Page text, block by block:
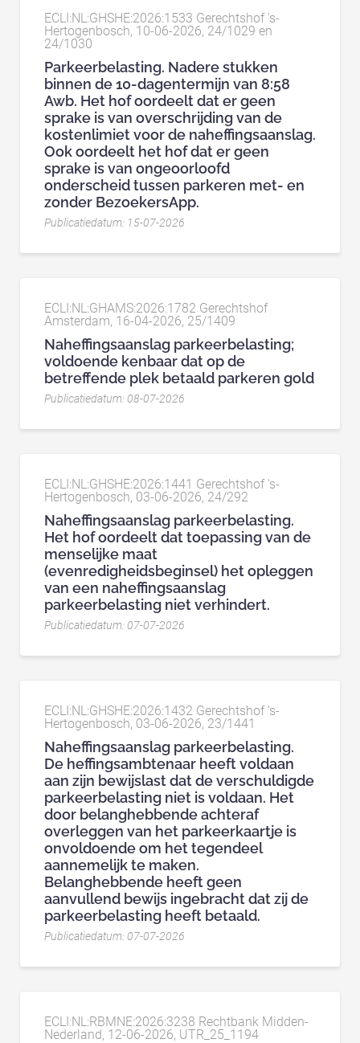
ECLI:NL:GHSHE:2026:1533 Gerechtshof 's-
Hertogenbosch, 10-06-2026, 24/1029 en
24/1030
Parkeerbelasting. Nadere stukken
binnen de 10-dagentermijn van 8:58
Awb. Het hof oordeelt dat er geen
sprake is van overschrijding van de
kostenlimiet voor de naheffingsaanslag.
Ook oordeelt het hof dat er geen
sprake is van ongeoorloofd
onderscheid tussen parkeren met- en
zonder BezoekersApp.
Publicatiedatum: 15-07-2026
ECLI:NL:GHAMS:2026:1782 Gerechtshof
Amsterdam, 16-04-2026, 25/1409
Naheffingsaanslag parkeerbelasting;
voldoende kenbaar dat op de
betreffende plek betaald parkeren gold
Publicatiedatum: 08-07-2026
ECLI:NL:GHSHE:2026:1441 Gerechtshof 's-
Hertogenbosch, 03-06-2026, 24/292
Naheffingsaanslag parkeerbelasting.
Het hof oordeelt dat toepassing van de
menselijke maat
(evenredigheidsbeginsel) het opleggen
van een naheffingsaanslag
parkeerbelasting niet verhindert.
Publicatiedatum: 07-07-2026
ECLI:NL:GHSHE:2026:1432 Gerechtshof 's-
Hertogenbosch, 03-06-2026, 23/1441
Naheffingsaanslag parkeerbelasting.
De heffingsambtenaar heeft voldaan
aan zijn bewijslast dat de verschuldigde
parkeerbelasting niet is voldaan. Het
door belanghebbende achteraf
overleggen van het parkeerkaartje is
onvoldoende om het tegendeel
aannemelijk te maken.
Belanghebbende heeft geen
aanvullend bewijs ingebracht dat zij de
parkeerbelasting heeft betaald.
Publicatiedatum: 07-07-2026
ECLI:NL:RBMNE:2026:3238 Rechtbank Midden-
Nederland, 12-06-2026, UTR_25_1194